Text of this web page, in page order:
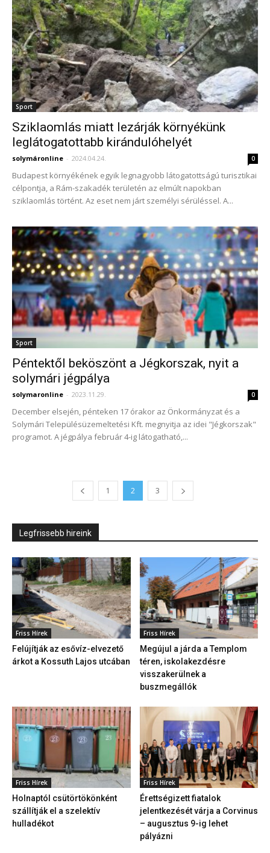
Sport
Sziklaomlás miatt lezárják környékünk
leglátogatottabb kirándulóhelyét
solymáronline - 2024.04.24. 0
Budapest környékének egyik legnagyobb látogatottságú turisztikai
célpontja, a Rám-szakadék területén az elmúlt napokban
sziklaomlás történt. Az eset nem járt személyi sérüléssel. A...
Sport
Péntektől beköszönt a Jégkorszak, nyit a
solymári jégpálya
solymaronline - 2023.11.29. 0
December elsején, pénteken 17 órakor az Önkormányzat és a
Solymári Településüzemeltetési Kft. megnyitja az idei "Jégkorszak"
programot. A jégpálya február 4-ig látogatható,...
1 2 3
Legfrissebb hireink
Friss Hírek
Felújítják az esővíz-elvezető
árkot a Kossuth Lajos utcában
Friss Hírek
Megújul a járda a Templom
téren, iskolakezdésre
visszakerülnek a
buszmegállók
Friss Hírek
Holnaptól csütörtökönként
szállítják el a szelektív
hulladékot
Friss Hírek
Érettségizett fiatalok
jelentkezését várja a Corvinus
– augusztus 9-ig lehet
pályázni